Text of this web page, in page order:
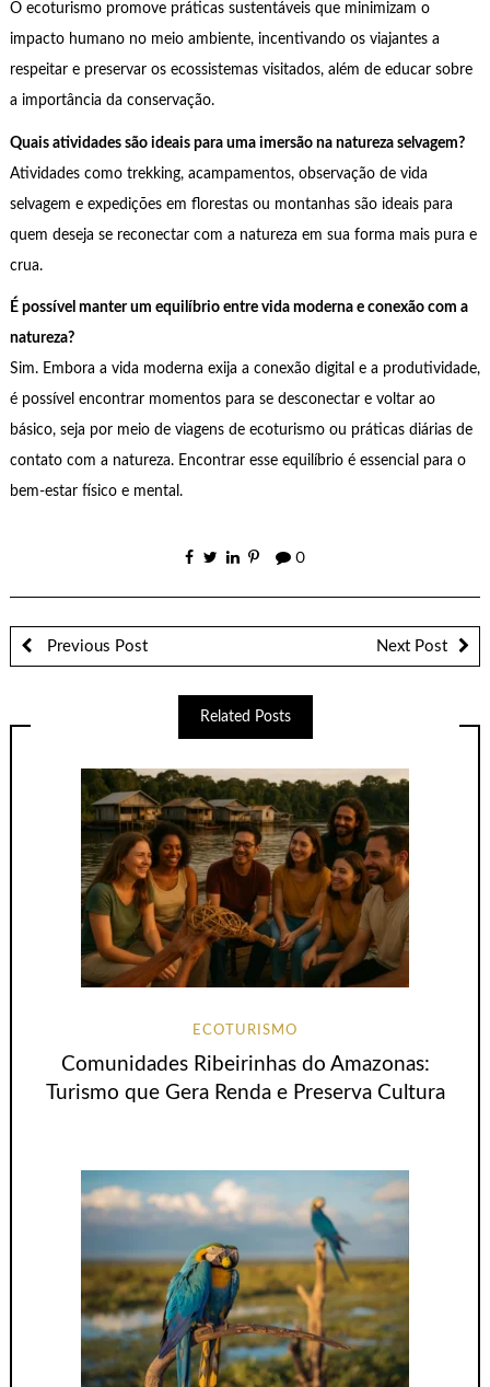
O ecoturismo promove práticas sustentáveis que minimizam o
impacto humano no meio ambiente, incentivando os viajantes a
respeitar e preservar os ecossistemas visitados, além de educar sobre
a importância da conservação.
Quais atividades são ideais para uma imersão na natureza selvagem?
Atividades como trekking, acampamentos, observação de vida
selvagem e expedições em florestas ou montanhas são ideais para
quem deseja se reconectar com a natureza em sua forma mais pura e
crua.
É possível manter um equilíbrio entre vida moderna e conexão com a
natureza?
Sim. Embora a vida moderna exija a conexão digital e a produtividade,
é possível encontrar momentos para se desconectar e voltar ao
básico, seja por meio de viagens de ecoturismo ou práticas diárias de
contato com a natureza. Encontrar esse equilíbrio é essencial para o
bem-estar físico e mental.
0
Previous Post Next Post
Related Posts
ECOTURISMO
Comunidades Ribeirinhas do Amazonas:
Turismo que Gera Renda e Preserva Cultura